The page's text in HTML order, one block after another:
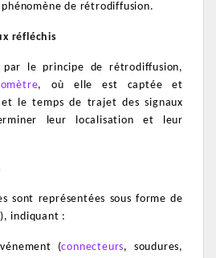
phénomène de rétrodiffusion.
réfléchis
le principe de rétrodiffusion,
, où elle est captée et
et le temps de trajet des signaux
leur localisation et leur
sont représentées sous forme de
), indiquant :
(connecteurs, soudures,